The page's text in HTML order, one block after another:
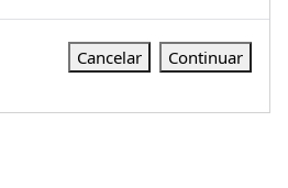
Cancelar Continuar